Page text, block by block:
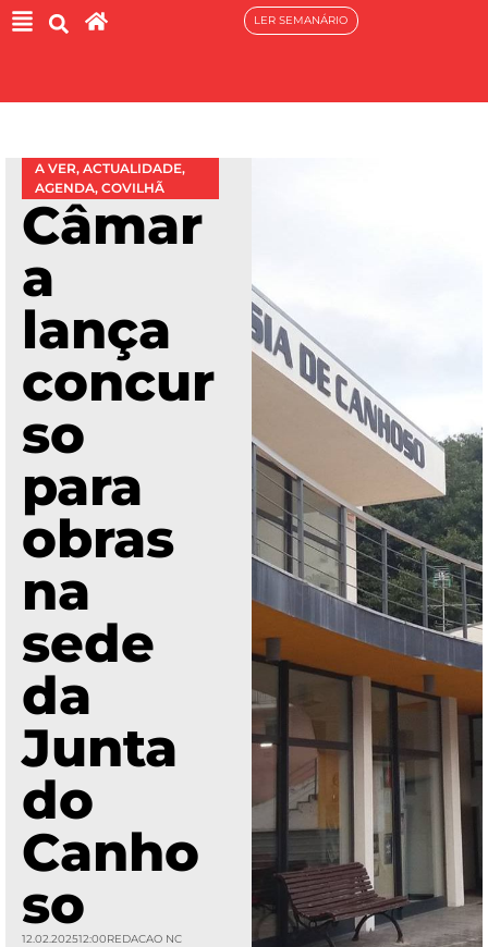
LER SEMANÁRIO
A VER, ACTUALIDADE,
AGENDA, COVILHÃ
Câmar
a
lança
concur
so
para
obras
na
sede
da
Junta
do
Canho
so
12.02.202512:00REDACAO NC